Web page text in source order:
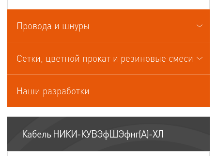
Кабели судовые
Кабели термоэлектродные
Провода и шнуры
Сетки, цветной прокат и резиновые смеси
Наши разработки
Кабель НИКИ-КУВЭфШЭфнг(А)-ХЛ